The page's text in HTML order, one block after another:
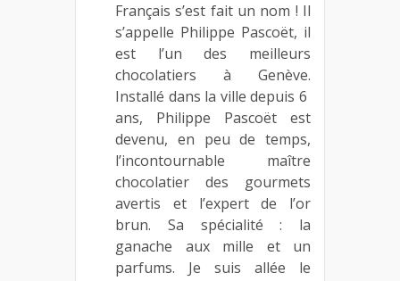
Français s’est fait un nom ! Il
s’appelle Philippe Pascoët, il
est l’un des meilleurs
chocolatiers à Genève.
Installé dans la ville depuis 6
ans, Philippe Pascoët est
devenu, en peu de temps,
l’incontournable maître
chocolatier des gourmets
avertis et l’expert de l’or
brun. Sa spécialité : la
ganache aux mille et un
parfums. Je suis allée le